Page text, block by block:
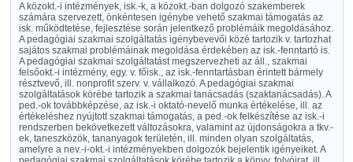
A közokt.-i intézmények, isk.-k, a közokt.-ban dolgozó szakemberek
számára szervezett, önkéntesen igénybe vehető szakmai támogatás az
isk. működtetése, fejlesztése során jelentkező problémáik megoldásához.
A pedagógiai szakmai szolgáltatás igénybevevői közé tartozik v. tartozhat
sajátos szakmai problémáinak megoldása érdekében az isk.-fenntartó is.
A pedagógiai szakmai szolgáltatást megszervezheti az áll., szakmai
felsőokt.-i intézmény, egy. v. főisk., az isk.-fenntartásban érintett bármely
résztvevő, ill. nonprofit szerv. v. vállalkozó. A pedagógiai szakmai
szolgáltatások körébe tartozik a szakmai tanácsadás (szaktanácsadás). A
ped.-ok továbbképzése, az isk.-i oktató-nevelő munka értékelése, ill. az
értékeléshez nyújtott szakmai támogatás, a ped.-ok felkészítése az isk.-i
rendszerben bekövetkezett változásokra, valamint az újdonságokra a tkv.-
ek, taneszközök, tananyagok területén, ill. minden olyan szolgáltatás,
amelyre a nev.-i-okt.-i intézményekben dolgozók bejelentik igényeiket. A